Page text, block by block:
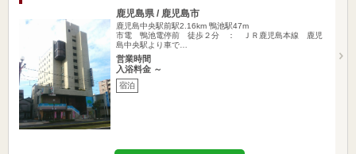
鹿児島県 / 鹿児島市
鹿児島中央駅前駅2.16km 鴨池駅47m
市電 鴨池電停前 徒歩２分 ： ＪＲ鹿児島本線 鹿児
島中央駅より車で…
営業時間
入浴料金 ～
宿泊